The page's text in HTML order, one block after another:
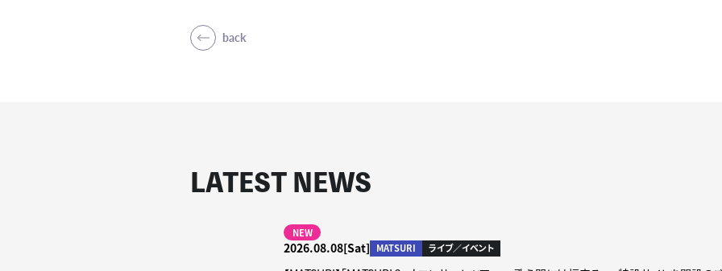
back
LATEST NEWS
NEW
2026.08.08[Sat] MATSURI ライブ／イベント